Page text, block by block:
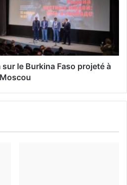
le Burkina Faso projeté à
Moscou